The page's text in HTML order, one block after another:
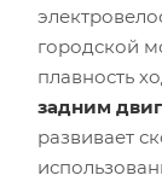
городской
плавность
задним
развивает